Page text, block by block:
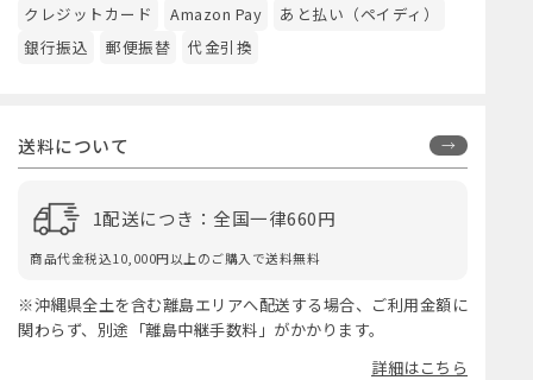
クレジットカード Amazon Pay
あと払い（ペイディ）
銀行振込
郵便振替 代金引換
送料について
1配送につき：全国一律660円
商品代金税込10,000円以上のご購入で送料無料
※沖縄県全土を含む離島エリアへ配送する場合、ご利用金額に
関わらず、別途「離島中継手数料」がかかります。
詳細はこちら